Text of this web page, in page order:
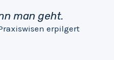
man geht.